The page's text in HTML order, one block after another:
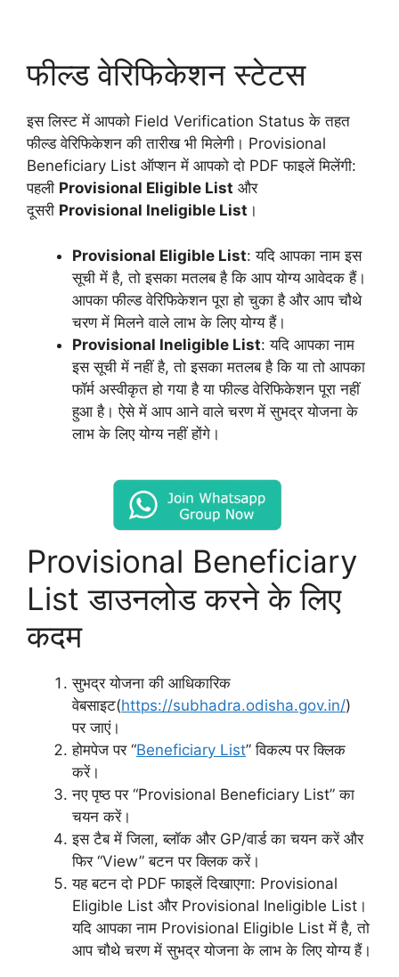
फील्ड वेरिफिकेशन स्टेटस
इस लिस्ट में आपको Field Verification Status के तहत
फील्ड वेरिफिकेशन की तारीख भी मिलेगी। Provisional
Beneficiary List ऑप्शन में आपको दो PDF फाइलें मिलेंगी:
पहली Provisional Eligible List और
दूसरी Provisional Ineligible List ।
Provisional Eligible List: यदि आपका नाम इस
सूची में है, तो इसका मतलब है कि आप योग्य आवेदक हैं।
आपका फील्ड वेरिफिकेशन पूरा हो चुका है और आप चौथे
चरण में मिलने वाले लाभ के लिए योग्य हैं।
Provisional Ineligible List: यदि आपका नाम
इस सूची में नहीं है, तो इसका मतलब है कि या तो आपका
फॉर्म अस्वीकृत हो गया है या फील्ड वेरिफिकेशन पूरा नहीं
हुआ है। ऐसे में आप आने वाले चरण में सुभद्र योजना के
लाभ के लिए योग्य नहीं होंगे।
Provisional Beneficiary
List डाउनलोड करने के लिए
कदम
सुभद्र योजना की आधिकारिक
वेबसाइट(https://subhadra.odisha.gov.in/)
पर जाएं।
होमपेज पर “Beneficiary List” विकल्प पर क्लिक
करें।
नए पृष्ठ पर “Provisional Beneficiary List” का
चयन करें।
इस टैब में जिला, ब्लॉक और GP/वार्ड का चयन करें और
फिर “View” बटन पर क्लिक करें।
यह बटन दो PDF फाइलें दिखाएगा: Provisional
Eligible List और Provisional Ineligible List।
यदि आपका नाम Provisional Eligible List में है, तो
आप चौथे चरण में सुभद्र योजना के लाभ के लिए योग्य हैं।